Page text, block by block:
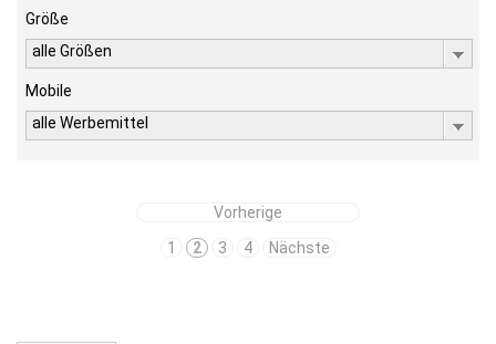
Größe
alle Größen
Mobile
alle Werbemittel
Vorherige
1
2 3 4 Nächste